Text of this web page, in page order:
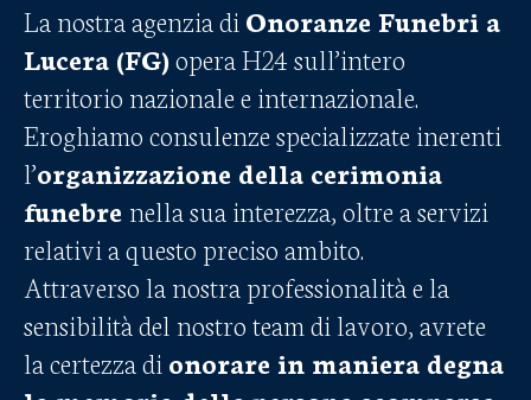
La nostra agenzia di Onoranze Funebri a
Lucera (FG)opera H24 sull’intero
territorio nazionale e internazionale.
Eroghiamo consulenze specializzate inerenti
l’organizzazione della cerimonia
funebre nella sua interezza, oltre a servizi
relativi a questo preciso ambito.
Attraverso la nostra professionalità e la
sensibilità del nostro team di lavoro, avrete
la certezza di onorare in maniera degna